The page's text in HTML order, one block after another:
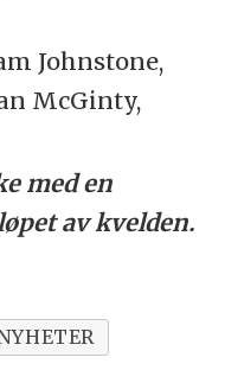
Johnstone,
McGinty,
med en
av kvelden.